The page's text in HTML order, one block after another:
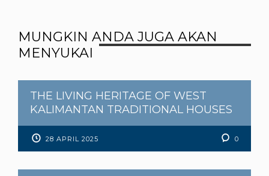
MUNGKIN ANDA JUGA AKAN
MENYUKAI
THE LIVING HERITAGE OF WEST
KALIMANTAN TRADITIONAL HOUSES
28 APRIL 2025 0